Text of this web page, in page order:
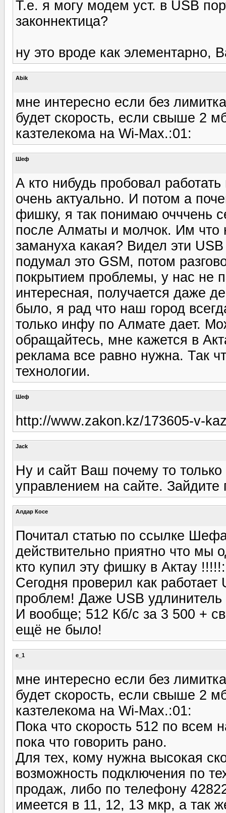
Т.е. я могу модем уст. в USB
законнектица?
ну это вроде как элементарно,
Abik
мне интересно если без
будет скорость, если свыше 2
казтелекома на Wi-Max.:01:
Шеф
А кто нибудь пробовал
очень актуально. И потом а
фишку, я так понимаю очччень
после Алматы и молчок. Им
замануха какая? Видел эти
подумал это GSM, потом
покрытием проблемы, у нас не
интересная, получается даже
было, я рад что наш город
только инфу по Алмате дает.
обращайтесь, мне кажется в
реклама все равно нужна. Так
технологии.
Шеф
http://www.zakon.kz/173605-v-
Jack
Ну и сайт Ваш почему то
управлением на сайте.
Алдар Косе
Почитал статью по ссылке
действительно приятно что мы
кто купил эту фишку в Актау
Сегодня проверил как
проблем! Даже USB
И вообще; 512 Кб/с за 3 500 +
ещё не было!
e_1
мне интересно если без
будет скорость, если свыше 2
казтелекома на Wi-Max.:01:
Пока что скорость 512 по всем
пока что говорить рано.
Для тех, кому нужна высокая
возможность подключения по
продаж, либо по телефону
имеется в 11, 12, 13 мкр, а так